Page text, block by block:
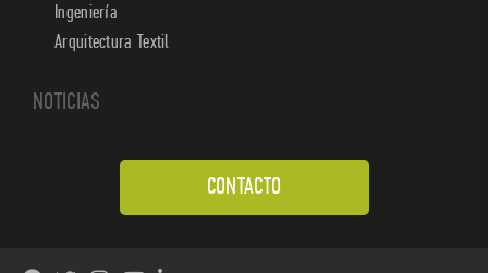
Ingeniería
Arquitectura Textil
NOTICIAS
CONTACTO